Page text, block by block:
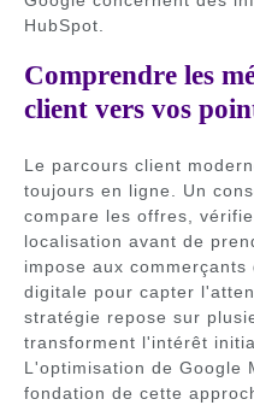
HubSpot.
Comprendre les
client vers vos
Le parcours client
toujours en ligne. Un
compare les offres,
localisation avant de
impose aux
digitale pour capter
stratégie repose sur
transforment l'intérêt
L'optimisation de Google
fondation de cette